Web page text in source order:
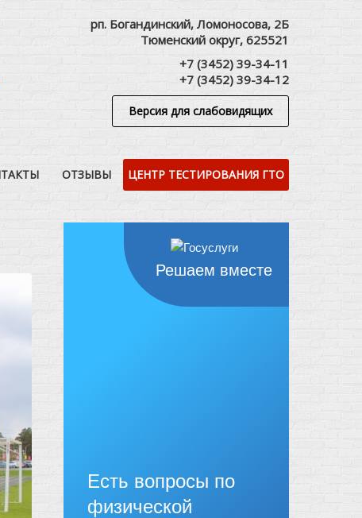
рп. Богандинский, Ломоносова, 2Б
Тюменский округ, 625521
+7 (3452) 39-34-11
+7 (3452) 39-34-12
Версия для слабовидящих
ОТЗЫВЫ ЦЕНТР ТЕСТИРОВАНИЯ ГТО
Решаем вместе
Есть вопросы по
физической